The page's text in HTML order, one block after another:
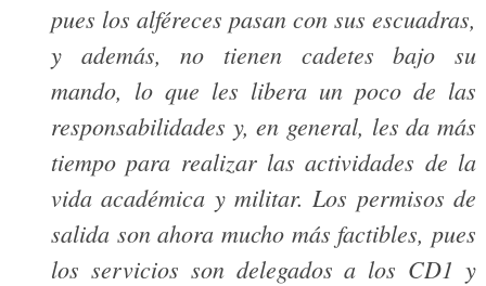
pues los alféreces pasan con sus escuadras,
y además, no tienen cadetes bajo su
mando, lo que les libera un poco de las
responsabilidades y, en general, les da más
tiempo para realizar las actividades de la
vida académica y militar. Los permisos de
salida son ahora mucho más factibles, pues
los servicios son delegados a los CD1 y